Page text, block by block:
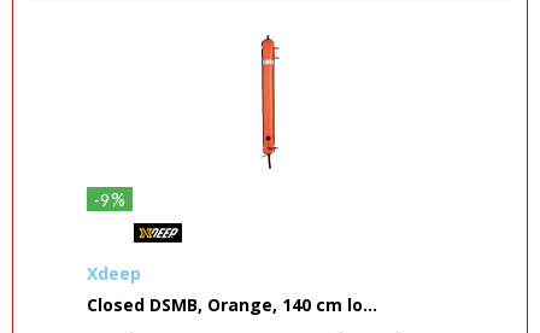
-9%
Xdeep
Closed DSMB, Orange, 140 cm lo...